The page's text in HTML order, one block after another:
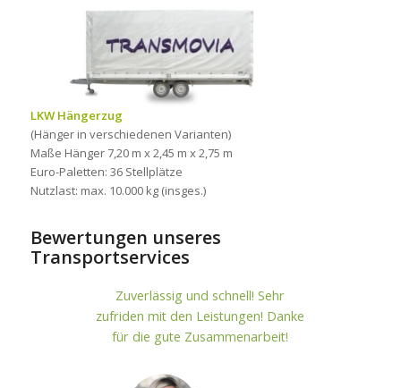
LKW Hängerzug
(Hänger in verschiedenen Varianten)
Maße Hänger 7,20 m x 2,45 m x 2,75 m
Euro-Paletten: 36 Stellplätze
Nutzlast: max. 10.000 kg (insges.)
Bewertungen unseres
Transportservices
Zuverlässig und schnell! Sehr
zufriden mit den Leistungen! Danke
für die gute Zusammenarbeit!